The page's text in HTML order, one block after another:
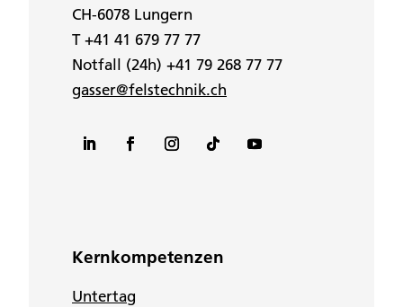
CH-6078 Lungern
T +41 41 679 77 77
Notfall (24h) +41 79 268 77 77
gasser@felstechnik.ch
Kernkompetenzen
Untertag